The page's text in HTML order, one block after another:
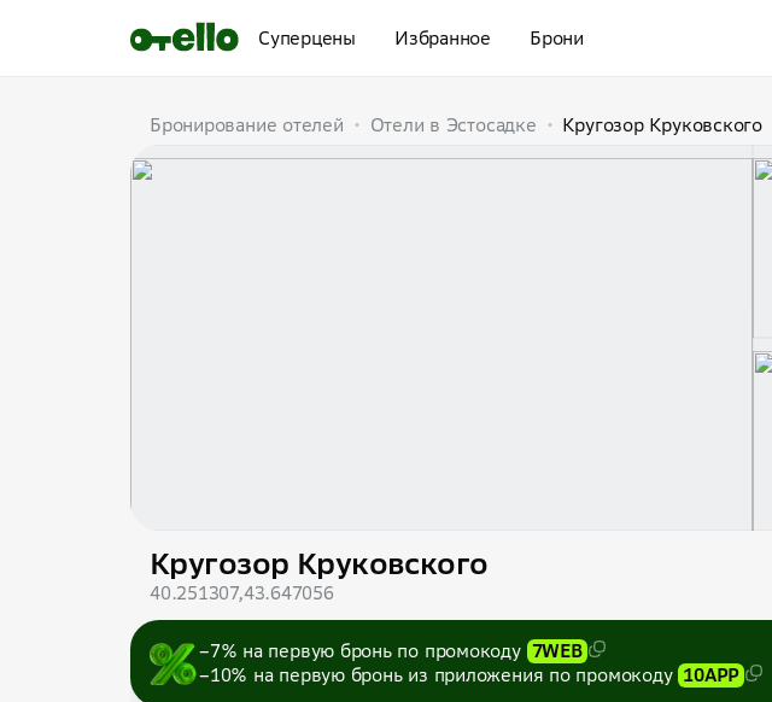
Суперцены Избранное Брони
Бронирование отелей • Отели в Эстосадке • Кругозор Круковcкого
Кругозор Круковcкого
40.251307,43.647056
–7% на первую бронь по промокоду 7WEB
–10% на первую бронь из приложения по промокоду 10APP